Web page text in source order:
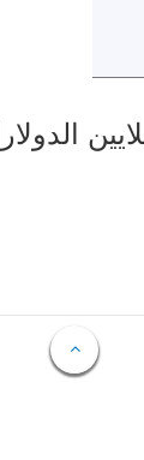
2026/